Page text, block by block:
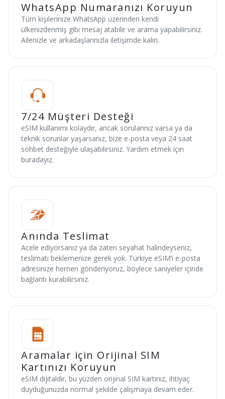
WhatsApp Numaranızı Koruyun
Tüm kişilerinize WhatsApp üzerinden kendi
ülkenizdenmiş gibi mesaj atabilir ve arama yapabilirsiniz.
Ailenizle ve arkadaşlarınızla iletişimde kalın.
7/24 Müşteri Desteği
eSIM kullanımı kolaydır, ancak sorularınız varsa ya da
teknik sorunlar yaşarsanız, bize e-posta veya 24 saat
sohbet desteğiyle ulaşabilirsiniz. Yardım etmek için
buradayız.
Anında Teslimat
Acele ediyorsanız ya da zaten seyahat halindeyseniz,
teslimatı beklemenize gerek yok. Türkiye eSIM’i e-posta
adresinize hemen gönderiyoruz, böylece saniyeler içinde
bağlantı kurabilirsiniz.
Aramalar için Orijinal SIM
Kartınızı Koruyun
eSIM dijitaldir, bu yüzden orijinal SIM kartınız, ihtiyaç
duyduğunuzda normal şekilde çalışmaya devam eder.